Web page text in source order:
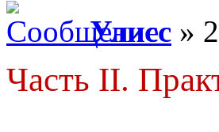
Улисс »
Часть II.